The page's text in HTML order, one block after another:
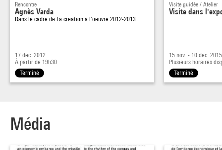
Cubains , en référence au magazine phare des yé-yé,Salut les
Venise.
L'exposition du Centre Pompidou révèle pour la première fois
En les mettant en dialogue avec le film, diffusé en boucle
dans l'espace d'exposition, le projet recrée entre images fixes
et images animées une tension qui est au coeur de l'oeuvre
Rencontre
Agnès Varda
Dans le cadre de La création à l'oeuvre 2012-2013
17 déc. 2012
À partir de 19h30
Terminé
Visite guidée / Atelier
Visite dans
15 nov. - 10 déc. 2015
Plusieurs horaires
Terminé
Média